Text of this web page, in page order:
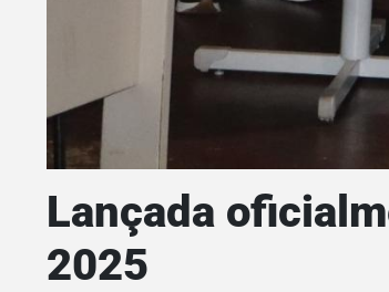
Lançada
2025